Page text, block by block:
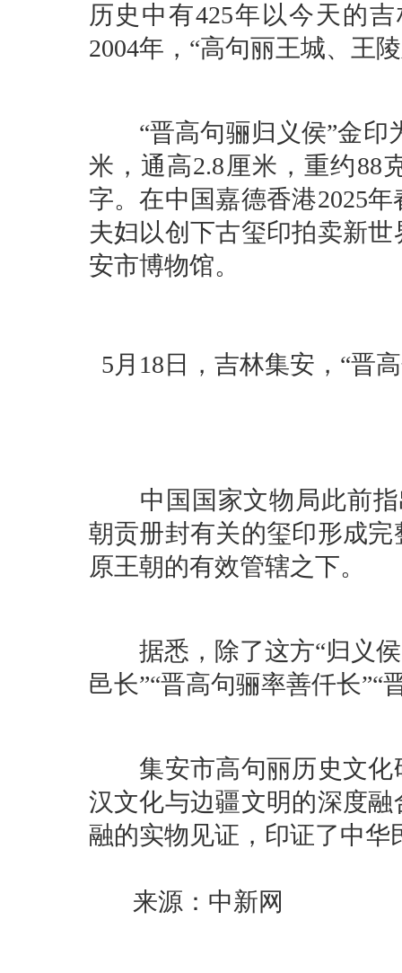
历史中有425年以今天的
2004年，“高句丽王城、王
“晋高句骊归义侯”金印
米，通高2.8厘米，重约88
字。在中国嘉德香港2025
夫妇以创下古玺印拍卖新
安市博物馆。
5月18日，吉林集安，“晋
中国国家文物局此前指
朝贡册封有关的玺印形成
原王朝的有效管辖之下。
据悉，除了这方“归义侯
邑长”“晋高句骊率善仟长”“
集安市高句丽历史文化
汉文化与边疆文明的深度
融的实物见证，印证了中
来源：中新网